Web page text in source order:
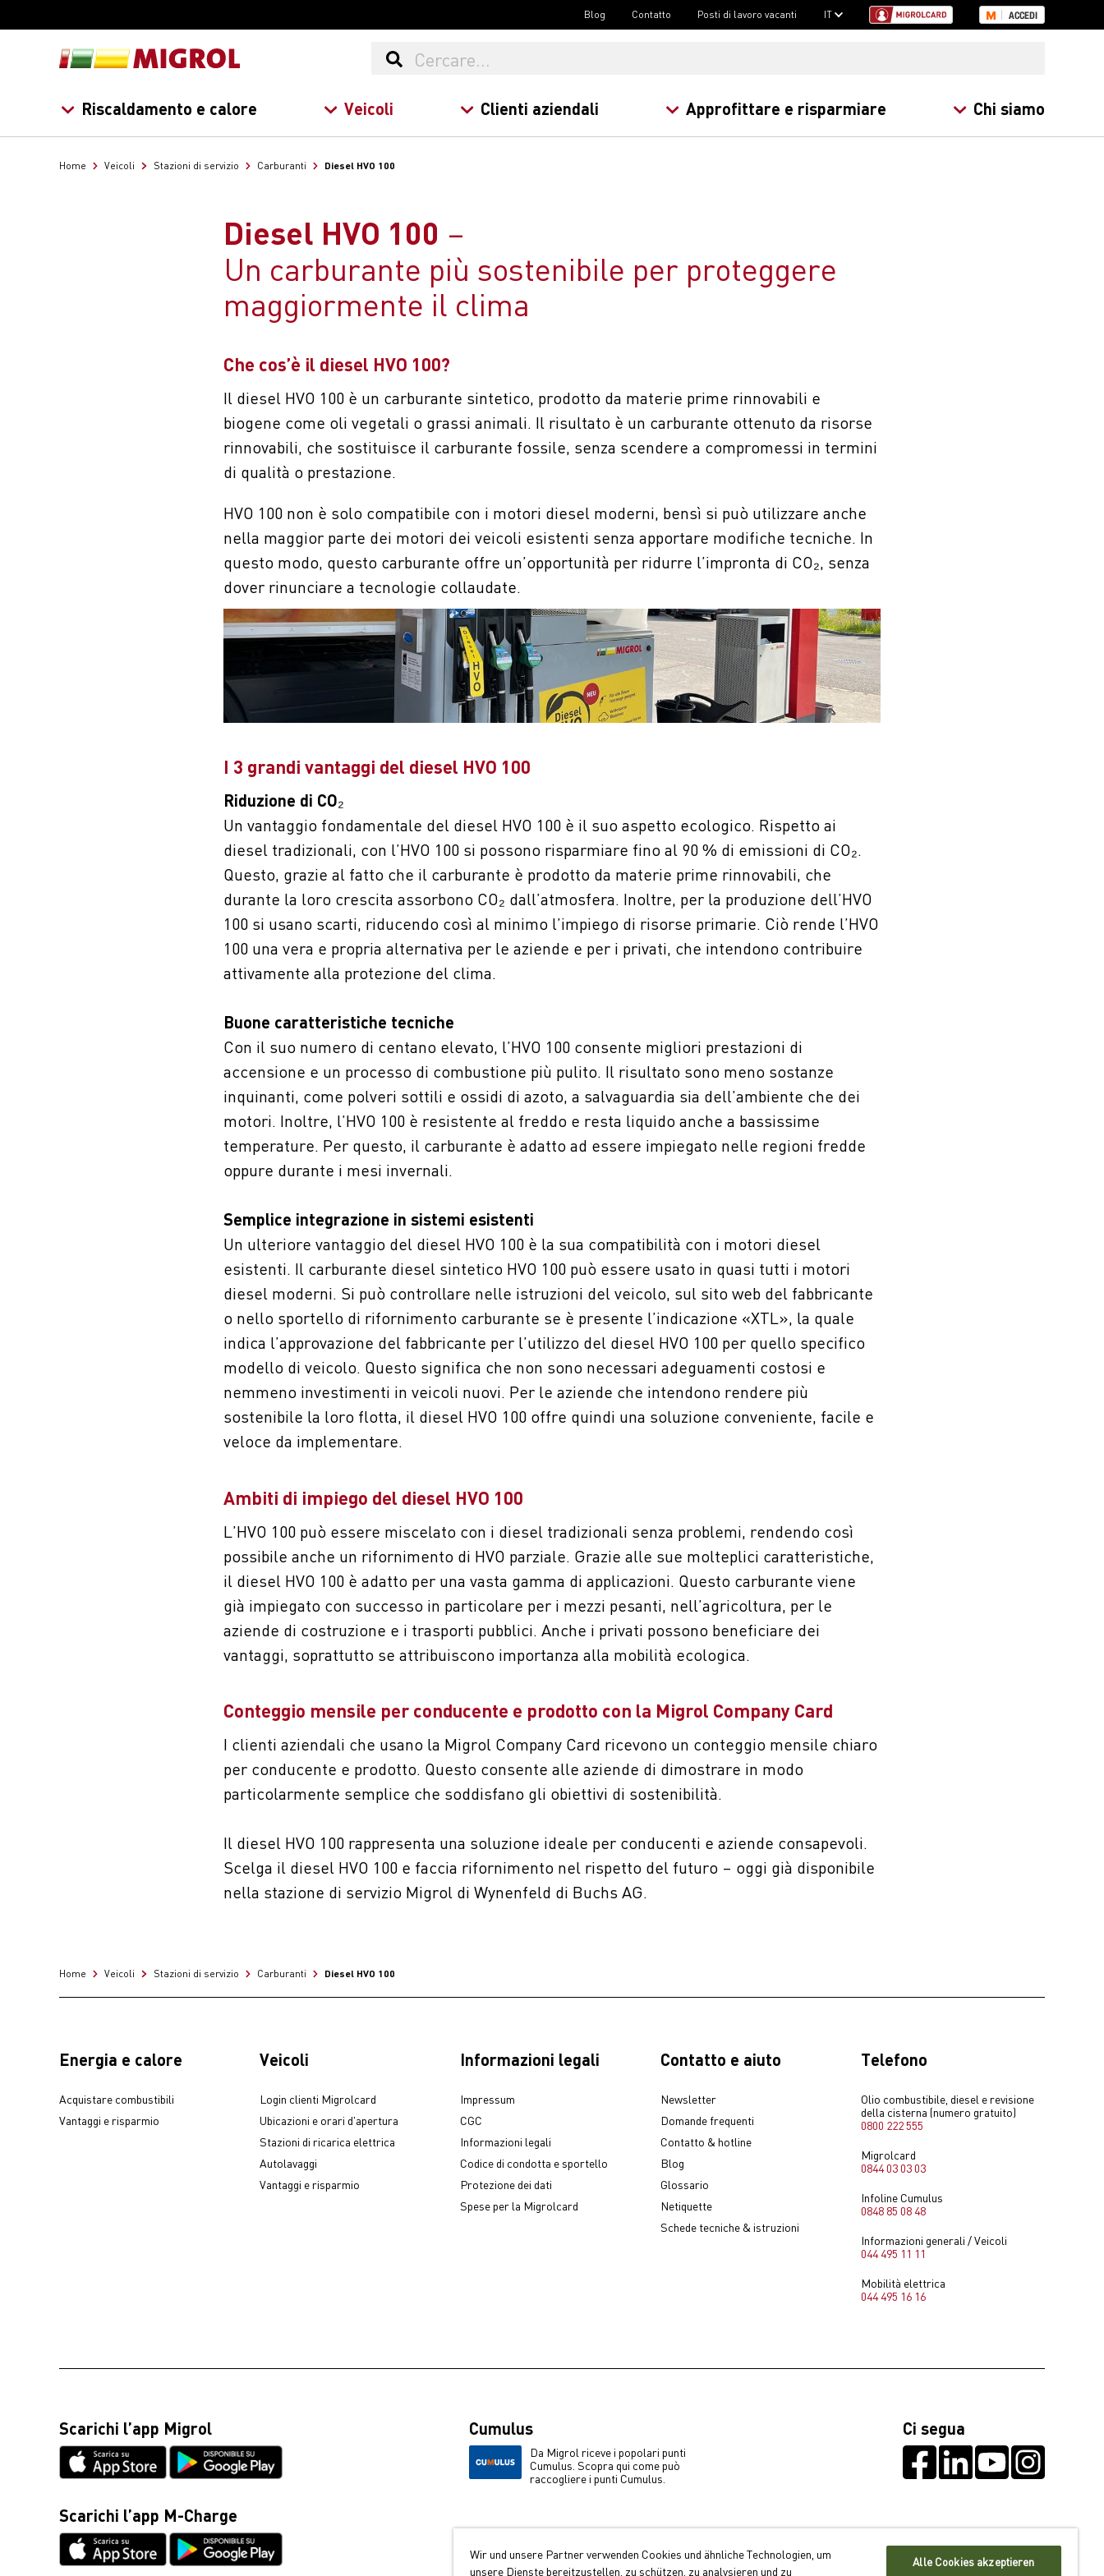
Blog Contatto Posti di lavoro vacanti IT ACCEDI
Riscaldamento e calore Veicoli Clienti aziendali Approfittare e risparmiare Chi siamo
Home Veicoli Stazioni di servizio Carburanti Diesel HVO 100
Diesel HVO 100
Un carburante più sostenibile per proteggere
maggiormente il clima
Che cos’è il diesel HVO 100?
Il diesel HVO 100 è un carburante sintetico, prodotto da materie prime rinnovabili e
biogene come oli vegetali o grassi animali. Il risultato è un carburante ottenuto da risorse
rinnovabili, che sostituisce il carburante fossile, senza scendere a compromessi in termini
di qualità o prestazione.
HVO 100 non è solo compatibile con i motori diesel moderni, bensì si può utilizzare anche
nella maggior parte dei motori dei veicoli esistenti senza apportare modifiche tecniche. In
questo modo, questo carburante offre un’opportunità per ridurre l’impronta di CO₂, senza
dover rinunciare a tecnologie collaudate.
I 3 grandi vantaggi del diesel HVO 100
Riduzione di CO₂
Un vantaggio fondamentale del diesel HVO 100 è il suo aspetto ecologico. Rispetto ai
diesel tradizionali, con l’HVO 100 si possono risparmiare fino al 90 % di emissioni di CO₂.
Questo, grazie al fatto che il carburante è prodotto da materie prime rinnovabili, che
durante la loro crescita assorbono CO₂ dall’atmosfera. Inoltre, per la produzione dell’HVO
100 si usano scarti, riducendo così al minimo l’impiego di risorse primarie. Ciò rende l’HVO
100 una vera e propria alternativa per le aziende e per i privati, che intendono contribuire
attivamente alla protezione del clima.
Buone caratteristiche tecniche
Con il suo numero di centano elevato, l’HVO 100 consente migliori prestazioni di
accensione e un processo di combustione più pulito. Il risultato sono meno sostanze
inquinanti, come polveri sottili e ossidi di azoto, a salvaguardia sia dell’ambiente che dei
motori. Inoltre, l’HVO 100 è resistente al freddo e resta liquido anche a bassissime
temperature. Per questo, il carburante è adatto ad essere impiegato nelle regioni fredde
oppure durante i mesi invernali.
Semplice integrazione in sistemi esistenti
Un ulteriore vantaggio del diesel HVO 100 è la sua compatibilità con i motori diesel
esistenti. Il carburante diesel sintetico HVO 100 può essere usato in quasi tutti i motori
diesel moderni. Si può controllare nelle istruzioni del veicolo, sul sito web del fabbricante
o nello sportello di rifornimento carburante se è presente l’indicazione «XTL», la quale
indica l’approvazione del fabbricante per l’utilizzo del diesel HVO 100 per quello specifico
modello di veicolo. Questo significa che non sono necessari adeguamenti costosi e
nemmeno investimenti in veicoli nuovi. Per le aziende che intendono rendere più
sostenibile la loro flotta, il diesel HVO 100 offre quindi una soluzione conveniente, facile e
veloce da implementare.
Ambiti di impiego del diesel HVO 100
L’HVO 100 può essere miscelato con i diesel tradizionali senza problemi, rendendo così
possibile anche un rifornimento di HVO parziale. Grazie alle sue molteplici caratteristiche,
il diesel HVO 100 è adatto per una vasta gamma di applicazioni. Questo carburante viene
già impiegato con successo in particolare per i mezzi pesanti, nell’agricoltura, per le
aziende di costruzione e i trasporti pubblici. Anche i privati possono beneficiare dei
vantaggi, soprattutto se attribuiscono importanza alla mobilità ecologica.
Conteggio mensile per conducente e prodotto con la Migrol Company Card
I clienti aziendali che usano la Migrol Company Card ricevono un conteggio mensile chiaro
per conducente e prodotto. Questo consente alle aziende di dimostrare in modo
particolarmente semplice che soddisfano gli obiettivi di sostenibilità.
Il diesel HVO 100 rappresenta una soluzione ideale per conducenti e aziende consapevoli.
Scelga il diesel HVO 100 e faccia rifornimento nel rispetto del futuro – oggi già disponibile
nella stazione di servizio Migrol di Wynenfeld di Buchs AG.
Home Veicoli Stazioni di servizio Carburanti Diesel HVO 100
Energia e calore
Acquistare combustibili
Vantaggi e risparmio
Veicoli
Login clienti Migrolcard
Ubicazioni e orari d'apertura
Stazioni di ricarica elettrica
Autolavaggi
Vantaggi e risparmio
Informazioni legali
Impressum
CGC
Informazioni legali
Codice di condotta e sportello
Protezione dei dati
Spese per la Migrolcard
Contatto e aiuto
Newsletter
Domande frequenti
Contatto & hotline
Blog
Glossario
Netiquette
Schede tecniche & istruzioni
Telefono
Olio combustibile, diesel e revisione
della cisterna (numero gratuito)
0800 222 555
Migrolcard
0844 03 03 03
Infoline Cumulus
0848 85 08 48
Informazioni generali / Veicoli
044 495 11 11
Mobilità elettrica
044 495 16 16
Scarichi l’app Migrol
Scarichi l’app M-Charge
Cumulus
Da Migrol riceve i popolari punti
Cumulus. Scopra qui come può
raccogliere i punti Cumulus.
Ci segua
Wir und unsere Partner verwenden Cookies und ähnliche Technologien, um
unsere Dienste bereitzustellen, zu schützen, zu analysieren und zu
Alle Cookies akzeptieren